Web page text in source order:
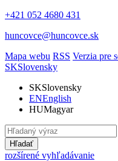
+421 052 4680 431
huncovce@huncovce.sk
Mapa webu RSS Verzia pre
SKSlovensky
SKSlovensky
ENEnglish
HUMagyar
Hľadať
rozšírené vyhľadávanie